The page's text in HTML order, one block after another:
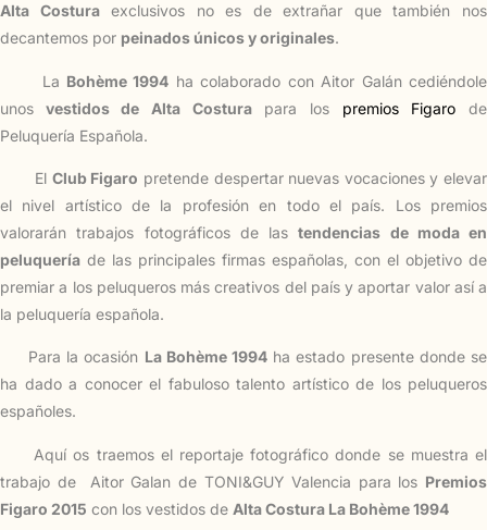
Alta Costuraexclusivos no es de extrañar que también nos
decantemos por peinados únicos y originales.
La Bohème 1994 ha colaborado con Aitor Galán cediéndole
unos vestidos de Alta Costurapara los premios Figaro de
Peluquería Española.
El Club Figaro pretende despertar nuevas vocaciones y elevar
el nivel artístico de la profesión en todo el país. Los premios
valorarán trabajos fotográficos de lastendencias de moda en
peluquería de las principales firmas españolas, con el objetivo de
premiar a los peluqueros más creativos del país y aportar valor así a
la peluquería española.
Para la ocasión La Bohème 1994 ha estado presente donde se
ha dado a conocer el fabuloso talento artístico de los peluqueros
españoles.
Aquí os traemos el reportaje fotográfico donde se muestra el
trabajo de Aitor Galan de TONI&GUY Valencia para los Premios
Figaro 2015 con los vestidos de Alta Costura La Bohème 1994